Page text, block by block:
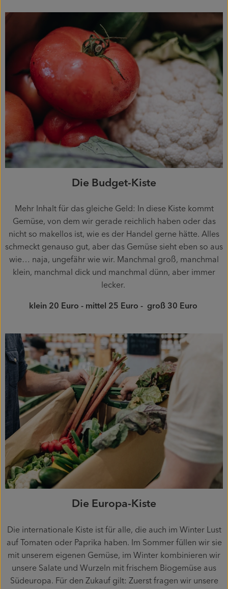
Die Budget-Kiste
Mehr Inhalt für das gleiche Geld: In diese Kiste kommt
Gemüse, von dem wir gerade reichlich haben oder das
nicht so makellos ist, wie es der Handel gerne hätte. Alles
schmeckt genauso gut, aber das Gemüse sieht eben so aus
wie… naja, ungefähr wie wir. Manchmal groß, manchmal
klein, manchmal dick und manchmal dünn, aber immer
lecker.
klein 20 Euro - mittel 25 Euro - groß 30 Euro
Die Europa-Kiste
Die internationale Kiste ist für alle, die auch im Winter Lust
auf Tomaten oder Paprika haben. Im Sommer füllen wir sie
mit unserem eigenen Gemüse, im Winter kombinieren wir
unsere Salate und Wurzeln mit frischem Biogemüse aus
Südeuropa. Für den Zukauf gilt: Zuerst fragen wir unsere